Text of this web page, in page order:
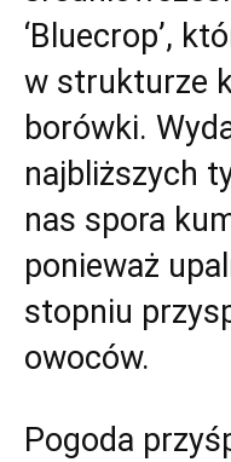
‘Bluecrop’,
w strukturze
borówki.
najbliższych
nas spora
ponieważ
stopniu
owoców.
Pogoda